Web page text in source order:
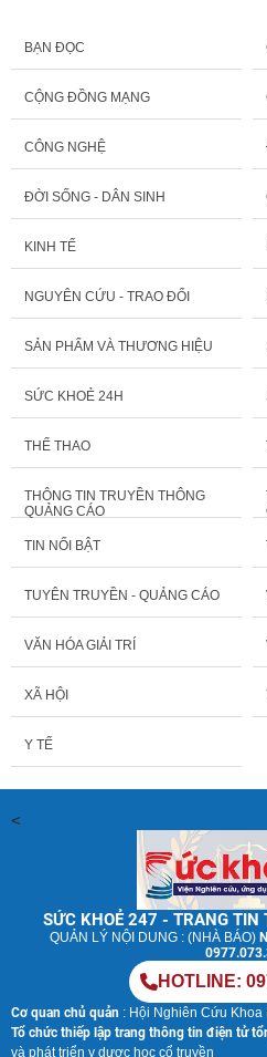
BẠN ĐỌC
CỘNG ĐỒNG MẠNG
CÔNG NGHỆ
ĐỜI SỐNG - DÂN SINH
KINH TẾ
NGUYÊN CỨU - TRAO ĐỔI
SẢN PHẨM VÀ THƯƠNG HIỆU
SỨC KHOẺ 24H
THỂ THAO
THÔNG TIN TRUYỀN THÔNG
QUẢNG CÁO
TIN NỔI BẬT
TUYÊN TRUYỀN - QUẢNG CÁO
VĂN HÓA GIẢI TRÍ
XÃ HỘI
Y TẾ
<
SỨC KHOẺ 247 - TRANG TIN
QUẢN LÝ NỘI DUNG : (NHÀ BÁO)
HOTLINE:
Cơ quan chủ quản : Hội Nghiên Cứu
Tổ chức thiếp lập trang thông tin điện tử
và phát triển y dược học cổ truyền